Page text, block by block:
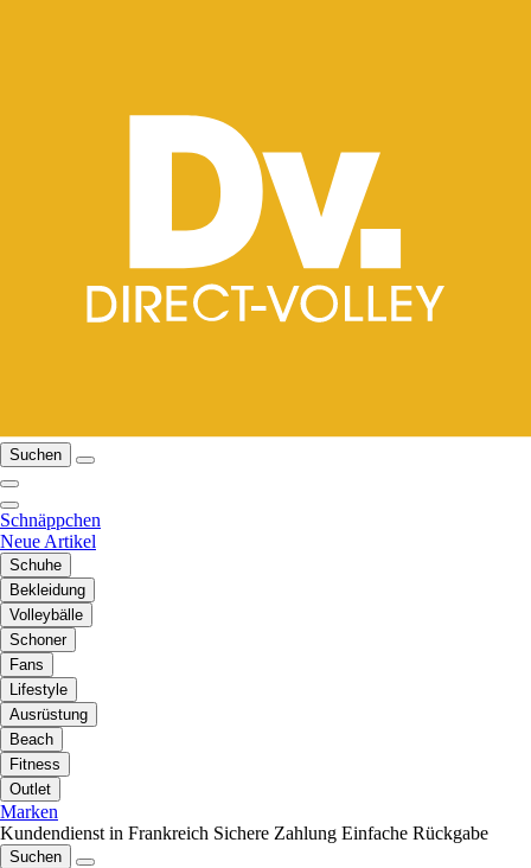
Suchen
Schnäppchen
Neue Artikel
Schuhe
Bekleidung
Volleybälle
Schoner
Fans
Lifestyle
Ausrüstung
Beach
Fitness
Outlet
Marken
Kundendienst in Frankreich Sichere Zahlung Einfache Rückgabe
Suchen